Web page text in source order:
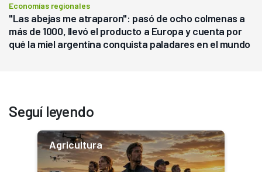
Economías regionales
"Las abejas me atraparon": pasó de ocho colmenas a
más de 1000, llevó el producto a Europa y cuenta por
qué la miel argentina conquista paladares en el mundo
Seguí leyendo
Agricultura